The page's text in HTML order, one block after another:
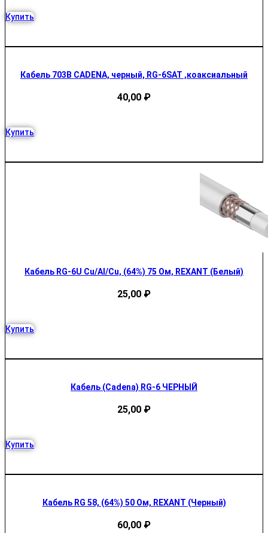
Купить
Кабель 703B CADENA, черный, RG-6SAT ,коаксиальный
40,00 ₽
Купить
Кабель RG-6U Cu/Al/Cu, (64%) 75 Ом, REXANT (Белый)
25,00 ₽
Купить
Кабель (Cadena) RG-6 ЧЕРНЫЙ
25,00 ₽
Купить
Кабель RG 58, (64%) 50 Ом, REXANT (Черный)
60,00 ₽